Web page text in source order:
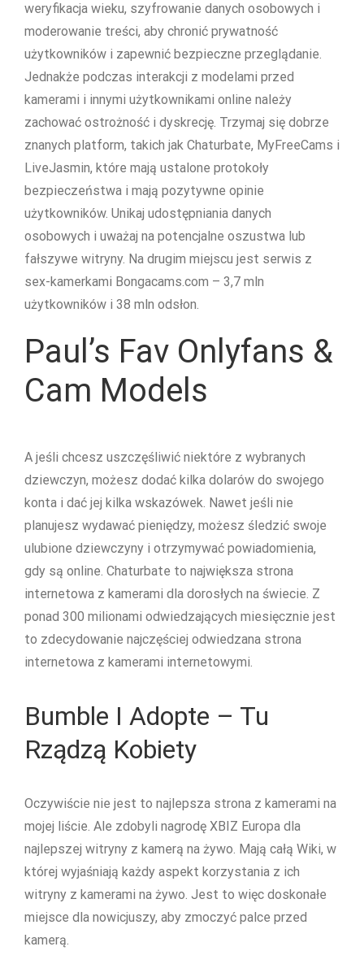
weryfikacja wieku, szyfrowanie danych osobowych i
moderowanie treści, aby chronić prywatność
użytkowników i zapewnić bezpieczne przeglądanie.
Jednakże podczas interakcji z modelami przed
kamerami i innymi użytkownikami online należy
zachować ostrożność i dyskrecję. Trzymaj się dobrze
znanych platform, takich jak Chaturbate, MyFreeCams i
LiveJasmin, które mają ustalone protokoły
bezpieczeństwa i mają pozytywne opinie
użytkowników. Unikaj udostępniania danych
osobowych i uważaj na potencjalne oszustwa lub
fałszywe witryny. Na drugim miejscu jest serwis z
sex-kamerkami Bongacams.com – 3,7 mln
użytkowników i 38 mln odsłon.
Paul’s Fav Onlyfans &
Cam Models
A jeśli chcesz uszczęśliwić niektóre z wybranych
dziewczyn, możesz dodać kilka dolarów do swojego
konta i dać jej kilka wskazówek. Nawet jeśli nie
planujesz wydawać pieniędzy, możesz śledzić swoje
ulubione dziewczyny i otrzymywać powiadomienia,
gdy są online. Chaturbate to największa strona
internetowa z kamerami dla dorosłych na świecie. Z
ponad 300 milionami odwiedzających miesięcznie jest
to zdecydowanie najczęściej odwiedzana strona
internetowa z kamerami internetowymi.
Bumble I Adopte – Tu
Rządzą Kobiety
Oczywiście nie jest to najlepsza strona z kamerami na
mojej liście. Ale zdobyli nagrodę XBIZ Europa dla
najlepszej witryny z kamerą na żywo. Mają całą Wiki, w
której wyjaśniają każdy aspekt korzystania z ich
witryny z kamerami na żywo. Jest to więc doskonałe
miejsce dla nowicjuszy, aby zmoczyć palce przed
kamerą.